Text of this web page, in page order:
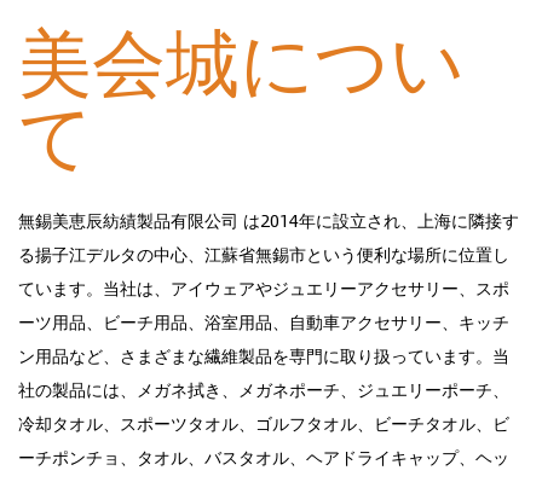
美会城につい
て
無錫美恵辰紡績製品有限公司 は2014年に設立され、上海に隣接す
る揚子江デルタの中心、江蘇省無錫市という便利な場所に位置し
ています。当社は、アイウェアやジュエリーアクセサリー、スポ
ーツ用品、ビーチ用品、浴室用品、自動車アクセサリー、キッチ
ン用品など、さまざまな繊維製品を専門に取り扱っています。当
社の製品には、メガネ拭き、メガネポーチ、ジュエリーポーチ、
冷却タオル、スポーツタオル、ゴルフタオル、ビーチタオル、ビ
ーチポンチョ、タオル、バスタオル、ヘアドライキャップ、ヘッ